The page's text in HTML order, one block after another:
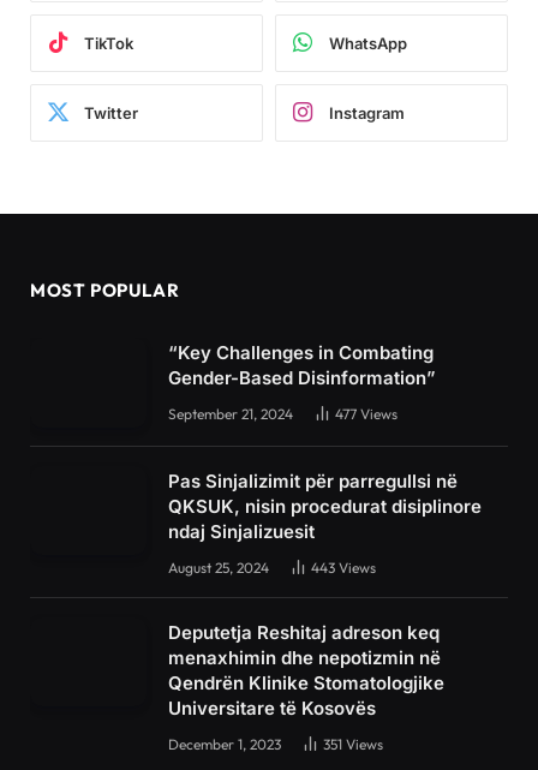
TikTok WhatsApp
Twitter Instagram
MOST POPULAR
“Key Challenges in Combating
Gender-Based Disinformation”
September 21, 2024 477 Views
Pas Sinjalizimit për parregullsi në
QKSUK, nisin procedurat disiplinore
ndaj Sinjalizuesit
August 25, 2024 443 Views
Deputetja Reshitaj adreson keq
menaxhimin dhe nepotizmin në
Qendrën Klinike Stomatologjike
Universitare të Kosovës
December 1, 2023 351 Views